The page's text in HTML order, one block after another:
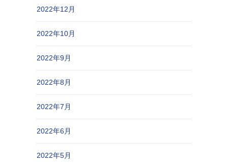
2022年12月
2022年10月
2022年9月
2022年8月
2022年7月
2022年6月
2022年5月